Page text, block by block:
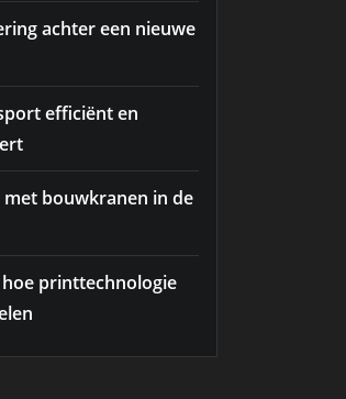
achter een nieuwe
efficiënt en
bouwkranen in de
printtechnologie